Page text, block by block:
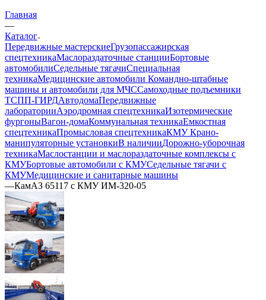
Главная
—
Каталог
Передвижные мастерскиеГрузопассажирская
спецтехникаМаслораздаточные станцииБортовые
автомобилиСедельные тягачиСпециальная
техникаМедицинские автомобили Командно-штабные
машины и автомобили для МЧССамоходные подъемники
ТСПП-ГИРДАвтодомаПередвижные
лабораторииАэродромная спецтехникаИзотермические
фургоныВагон-домаКоммунальная техникаЕмкостная
спецтехникаПромысловая спецтехникаКМУ Крано-
манипуляторные установкиВ наличииДорожно-уборочная
техникаМаслостанции и маслораздаточные комплексы с
КМУБортовые автомобили с КМУСедельные тягачи с
КМУМедицинские и санитарные машины
—КамАЗ 65117 с КМУ ИМ-320-05